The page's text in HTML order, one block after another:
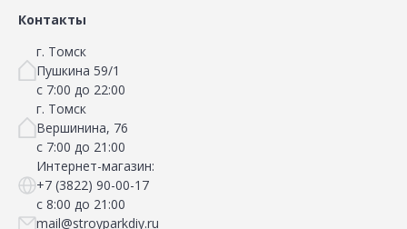
Контакты
г. Томск
Пушкина 59/1
с 7:00 до 22:00
г. Томск
Вершинина, 76
с 7:00 до 21:00
Интернет-магазин:
+7 (3822) 90-00-17
с 8:00 до 21:00
mail@stroyparkdiy.ru